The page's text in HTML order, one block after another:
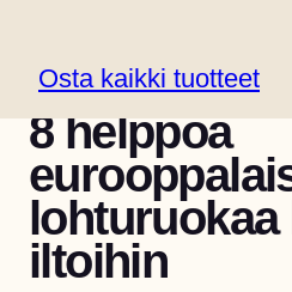
Osta kaikki tuotteet
8. ELOKUUTA 2026
8 helppoa
iltoihin